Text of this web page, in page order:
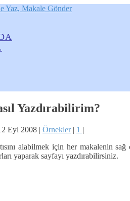
Yazdırabilirim?
Eyl 2008 | Örnekler| 1 |
alabilmek için her makalenin sağ
yaparak sayfayı yazdırabilirsiniz.